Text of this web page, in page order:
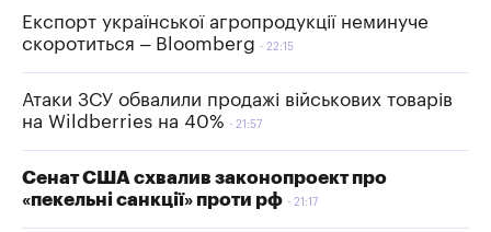
Експорт української агропродукції неминуче
скоротиться – Bloomberg
22:15
Атаки ЗСУ обвалили продажі військових товарів
на Wildberries на 40%
21:57
Сенат США схвалив законопроект про
«пекельні санкції» проти рф
21:17